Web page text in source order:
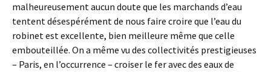
malheureusement aucun doute que les marchands d’eau
tentent désespérément de nous faire croire que l’eau du
robinet est excellente, bien meilleure même que celle
embouteillée. On a même vu des collectivités prestigieuses
– Paris, en l’occurrence – croiser le fer avec des eaux de